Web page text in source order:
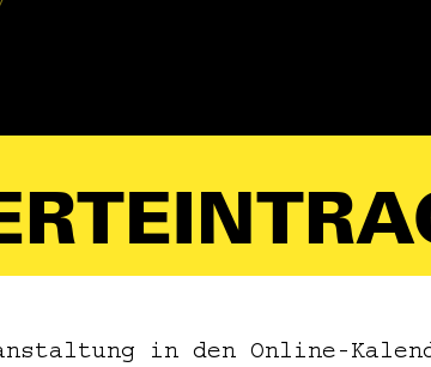
in den Online-